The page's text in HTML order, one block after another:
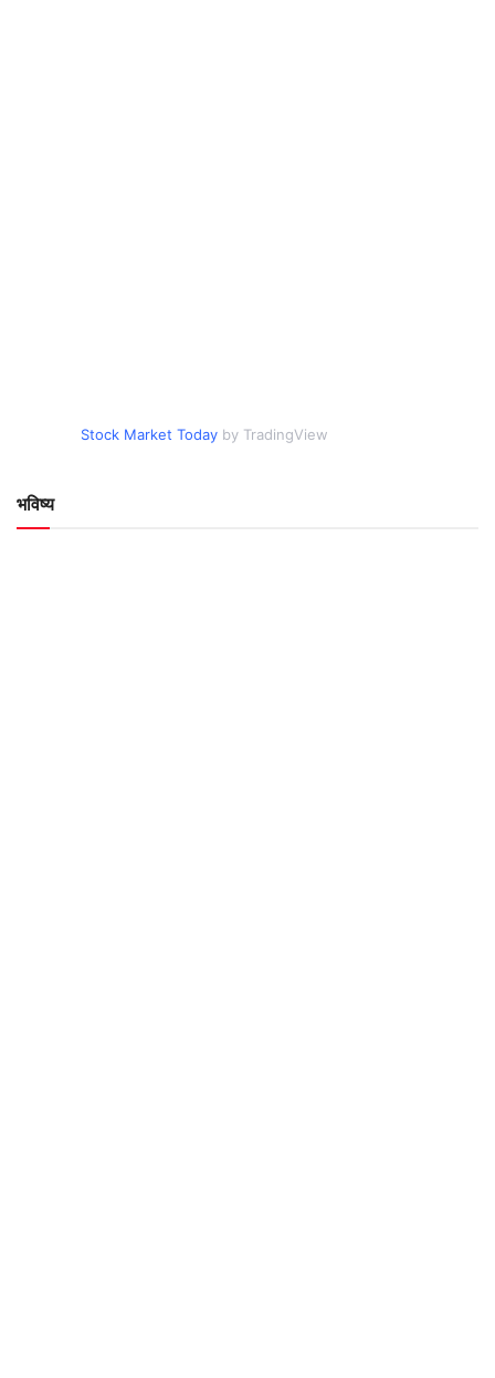
Stock Market Today by TradingView
भविष्य